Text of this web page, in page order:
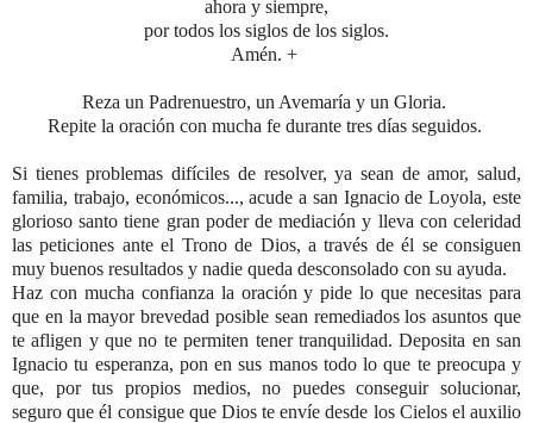
ahora y siempre,
por todos los siglos de los siglos.
Amén. +
Reza un Padrenuestro, un Avemaría y un Gloria.
Repite la oración con mucha fe durante tres días seguidos.
Si tienes problemas difíciles de resolver, ya sean de amor, salud,
familia, trabajo, económicos..., acude a san Ignacio de Loyola, este
glorioso santo tiene gran poder de mediación y lleva con celeridad
las peticiones ante el Trono de Dios, a través de él se consiguen
muy buenos resultados y nadie queda desconsolado con su ayuda.
Haz con mucha confianza la oración y pide lo que necesitas para
que en la mayor brevedad posible sean remediados los asuntos que
te afligen y que no te permiten tener tranquilidad. Deposita en san
Ignacio tu esperanza, pon en sus manos todo lo que te preocupa y
que, por tus propios medios, no puedes conseguir solucionar,
seguro que él consigue que Dios te envíe desde los Cielos el auxilio